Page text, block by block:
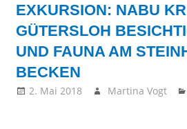
EXKURSION: NABU
GÜTERSLOH
UND FAUNA AM
BECKEN
2. Mai 2018 Martina Vogt